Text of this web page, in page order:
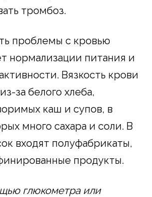
тромбоз.
проблемы с кровью
нормализации питания и
Вязкость крови
за белого хлеба,
каш и супов, в
много сахара и соли. В
входят полуфабрикаты,
продукты.
глюкометра или